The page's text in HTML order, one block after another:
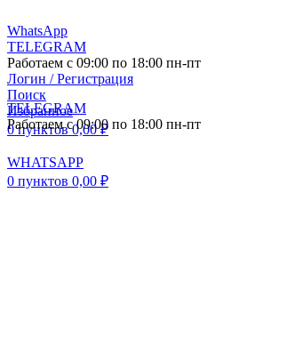
WhatsApp
TELEGRAM
Работаем с 09:00 по 18:00 пн-пт
Логин / Регистрация
Поиск
Избранное
0пунктов 0,00₽
WHATSAPP
0 пунктов 0,00 ₽
TELEGRAM
Работаем с 09:00 по 18:00 пн-пт